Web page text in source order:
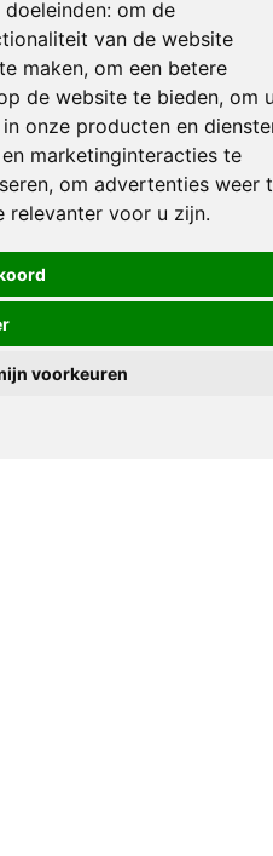
om de
van de website
maken, om een betere
de website te bieden, om
onze producten en
marketinginteracties te
, om advertenties weer
relevanter voor u zijn.
voorkeuren
(gld)